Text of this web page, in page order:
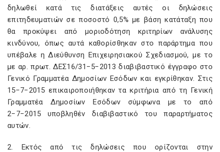
δηλωθεί κατά τις διατάξεις αυτές οι δηλώσεις
επιτηδευματιών σε ποσοστό 0,5% με βάση κατάταξη που
θα προκύψει από μοριοδότηση κριτηρίων ανάλυσης
κινδύνου, όπως αυτά καθορίσθηκαν στο παράρτημα που
υπέβαλε η Διεύθυνση Επιχειρησιακού Σχεδιασμού, με το
με αρ. πρωτ. ΔΕΣ16/31−5−2013 διαβιβαστικό έγγραφο στο
Γενικό Γραμματέα Δημοσίων Εσόδων και εγκρίθηκαν. Στις
15−7−2015 επικαιροποιήθηκαν τα κριτήρια από τη Γενική
Γραμματέα Δημοσίων Εσόδων σύμφωνα με το από
2−7−2015 υποβληθέν διαβιβαστικό του παραρτήματος
αυτών.
2. Εκτός από τις δηλώσεις που ορίζονται στην